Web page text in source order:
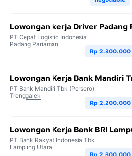
Lowongan kerja Driver Padang
PT Cepat Logistic Indonesia
Padang Pariaman
Rp 2.800.000
Lowongan Kerja Bank Mandiri
PT Bank Mandiri Tbk (Persero)
Trenggalek
Rp 2.200.000
Lowongan Kerja Bank BRI
PT Bank Rakyat Indonesia Tbk
Lampung Utara
Rp 2.600.000